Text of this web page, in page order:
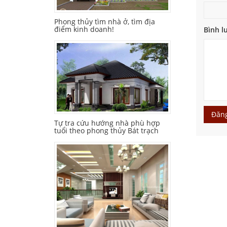
Phong thủy tìm nhà ở, tìm địa
điểm kinh doanh!
Tự tra cứu hướng nhà phù hợp
tuổi theo phong thủy Bát trạch
Bình